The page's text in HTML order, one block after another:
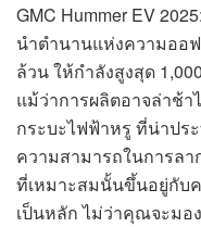
GMC Hummer EV
นำตำนานแห่งความออ
ล้วน ให้กำลังสูงสุด
แม้ว่าการผลิตอาจล่าช้า
กระบะไฟฟ้าหรู ที่น่าปร
ความสามารถในการลา
ที่เหมาะสมนั้นขึ้นอยู่กับ
เป็นหลัก ไม่ว่าคุณจะมอ